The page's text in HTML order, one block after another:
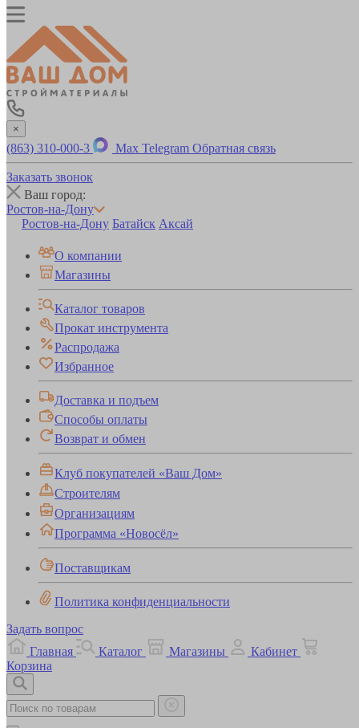
×
(863) 310-000-3 Max Telegram Обратная связь
Заказать звонок
Ваш город:
Ростов-на-Дону
Ростов-на-Дону Батайск Аксай
О компании
Магазины
Каталог товаров
Прокат инструмента
Распродажа
Избранное
Доставка и подъем
Способы оплаты
Возврат и обмен
Клуб покупателей «Ваш Дом»
Строителям
Организациям
Программа «Новосёл»
Поставщикам
Политика конфиденциальности
Задать вопрос
Главная
Каталог Магазины
Кабинет
Корзина